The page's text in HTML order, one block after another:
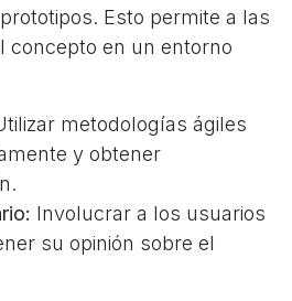
Esto permite a las
concepto en un entorno
metodologías ágiles
y obtener
Involucrar a los usuarios
su opinión sobre el